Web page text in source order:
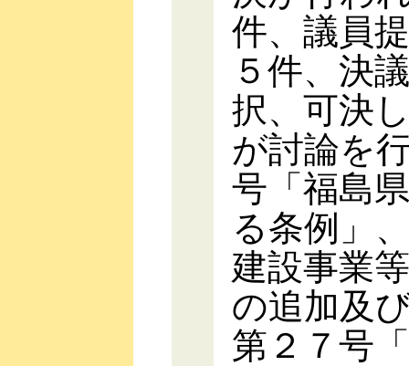
件、議員
５件、決
択、可決
が討論を
号「福島
る条例」
建設事業
の追加及
第２７号